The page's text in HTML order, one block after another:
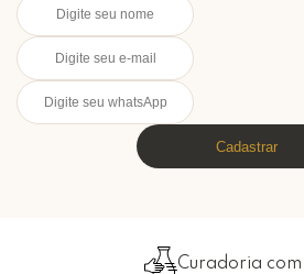
Cadastrar
Curadoria com afeto